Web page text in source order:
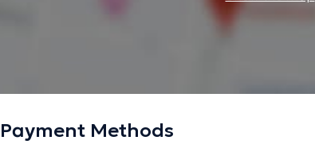
Payment Methods